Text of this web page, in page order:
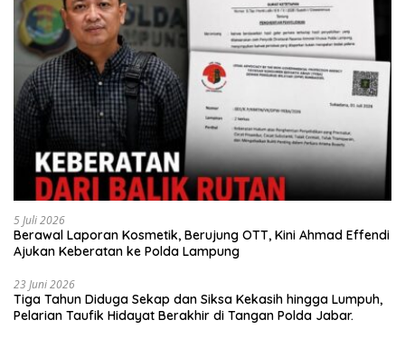
5 Juli 2026
Berawal Laporan Kosmetik, Berujung OTT, Kini Ahmad Effendi
Ajukan Keberatan ke Polda Lampung
23 Juni 2026
Tiga Tahun Diduga Sekap dan Siksa Kekasih hingga Lumpuh,
Pelarian Taufik Hidayat Berakhir di Tangan Polda Jabar.